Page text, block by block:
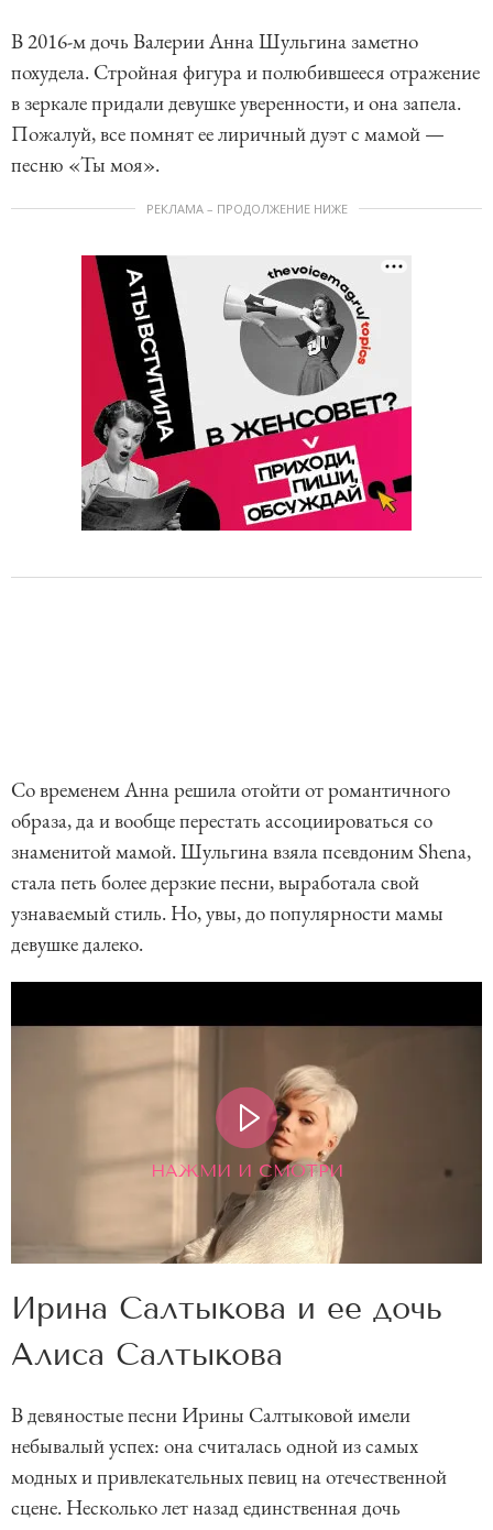
В 2016-м дочь Валерии Анна Шульгина заметно
похудела. Стройная фигура и полюбившееся отражение
в зеркале придали девушке уверенности, и она запела.
Пожалуй, все помнят ее лиричный дуэт с мамой —
песню «Ты моя».
РЕКЛАМА – ПРОДОЛЖЕНИЕ НИЖЕ
Со временем Анна решила отойти от романтичного
образа, да и вообще перестать ассоциироваться со
знаменитой мамой. Шульгина взяла псевдоним Shena,
стала петь более дерзкие песни, выработала свой
узнаваемый стиль. Но, увы, до популярности мамы
девушке далеко.
НАЖМИ И СМОТРИ
Ирина Салтыкова и ее дочь
Алиса Салтыкова
В девяностые песни Ирины Салтыковой имели
небывалый успех: она считалась одной из самых
модных и привлекательных певиц на отечественной
сцене. Несколько лет назад единственная дочь